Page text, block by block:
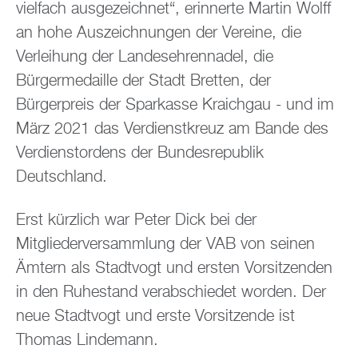
vielfach ausgezeichnet“, erinnerte Martin Wolff
an hohe Auszeichnungen der Vereine, die
Verleihung der Landesehrennadel, die
Bürgermedaille der Stadt Bretten, der
Bürgerpreis der Sparkasse Kraichgau - und im
März 2021 das Verdienstkreuz am Bande des
Verdienstordens der Bundesrepublik
Deutschland.
Erst kürzlich war Peter Dick bei der
Mitgliederversammlung der VAB von seinen
Ämtern als Stadtvogt und ersten Vorsitzenden
in den Ruhestand verabschiedet worden. Der
neue Stadtvogt und erste Vorsitzende ist
Thomas Lindemann.